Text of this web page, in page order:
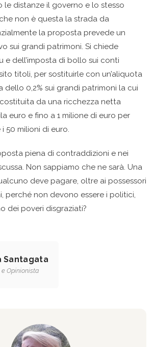
le distanze il governo e lo stesso
non è questa la strada da
la proposta prevede un
sui grandi patrimoni. Si chiede
e dell’imposta di bollo sui conti
titoli, per sostituirle con un’aliquota
dello 0,2% sui grandi patrimoni la cui
da una ricchezza netta
euro e fino a 1 milione di euro per
50 milioni di euro.
piena di contraddizioni e nei
Non sappiamo che ne sarà. Una
deve pagare, oltre ai possessori
perché non devono essere i politici,
dei poveri disgraziati?
Santagata
Opinionista